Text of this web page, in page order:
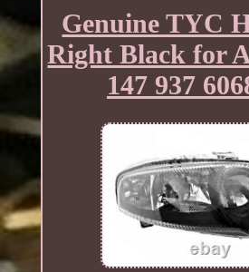
Genuine TYC
Right Black for
147 937